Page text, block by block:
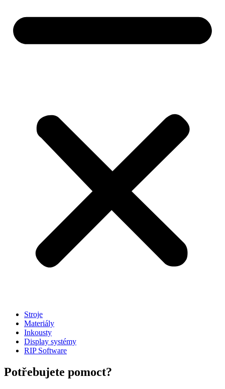
Stroje
Materiály
Inkousty
Display systémy
RIP Software
Potřebujete pomoct?